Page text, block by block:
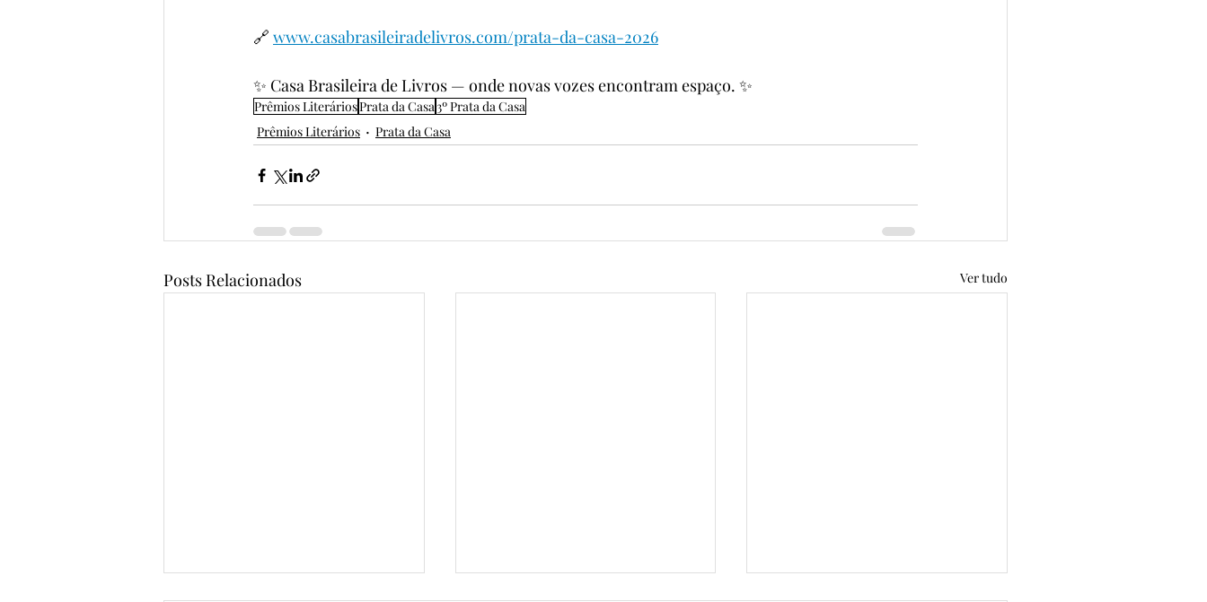
🔗 www.casabrasileiradelivros.com/prata-da-casa-2026
✨ Casa Brasileira de Livros — onde novas vozes encontram espaço. ✨
Prêmios LiteráriosPrata da Casa3º Prata da Casa
Prêmios Literários
Prata da Casa
Posts Relacionados Ver tudo